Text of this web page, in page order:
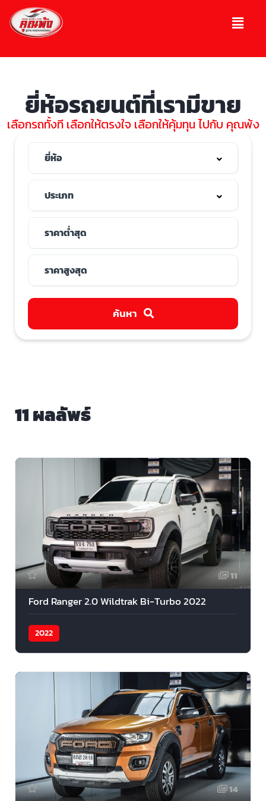
ยี่ห้อรถยนต์ที่เรามีขาย
เลือกรถทั้งที เลือกให้ตรงใจ เลือกให้คุ้มทุน ไปกับ คุณพ้ง
ค้นหา
11 ผลลัพธ์
11
Ford Ranger 2.0 Wildtrak Bi-Turbo 2022
2022
14